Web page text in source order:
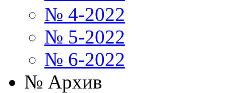
№ 4-2022
№ 5-2022
№ 6-2022
№ Архив